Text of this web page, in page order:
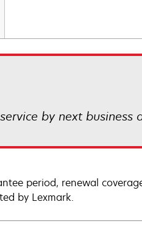
by next business
period, renewal
by Lexmark.